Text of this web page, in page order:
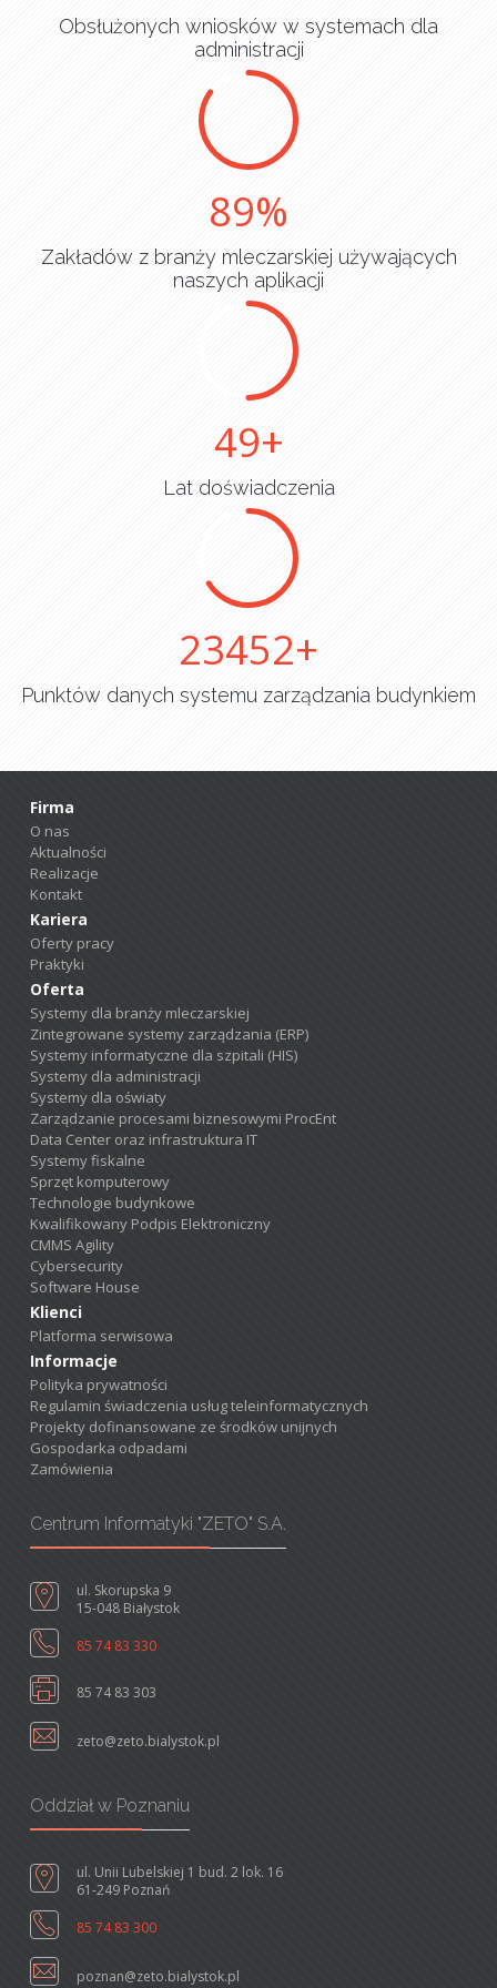
Obsłużonych wniosków w systemach dla
administracji
90
Zakładów z branży mleczarskiej używających
naszych aplikacji
50
Lat doświadczenia
25000
Punktów danych systemu zarządzania budynkiem
Firma
O nas
Aktualności
Realizacje
Kontakt
Kariera
Oferty pracy
Praktyki
Oferta
Systemy dla branży mleczarskiej
Zintegrowane systemy zarządzania (ERP)
Systemy informatyczne dla szpitali (HIS)
Systemy dla administracji
Systemy dla oświaty
Zarządzanie procesami biznesowymi ProcEnt
Data Center oraz infrastruktura IT
Systemy fiskalne
Sprzęt komputerowy
Technologie budynkowe
Kwalifikowany Podpis Elektroniczny
CMMS Agility
Cybersecurity
Software House
Klienci
Platforma serwisowa
Informacje
Polityka prywatności
Regulamin świadczenia usług teleinformatycznych
Projekty dofinansowane ze środków unijnych
Gospodarka odpadami
Zamówienia
Centrum Informatyki "ZETO" S.A.
ul. Skorupska 9
15-048 Białystok
85 74 83 330
85 74 83 303
zeto@zeto.bialystok.pl
Oddział w Poznaniu
ul. Unii Lubelskiej 1 bud. 2 lok. 16
61-249 Poznań
85 74 83 300
poznan@zeto.bialystok.pl